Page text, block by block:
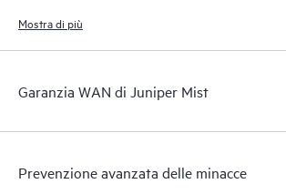
Mostra di più
Garanzia WAN di Juniper Mist
Prevenzione avanzata delle minacce